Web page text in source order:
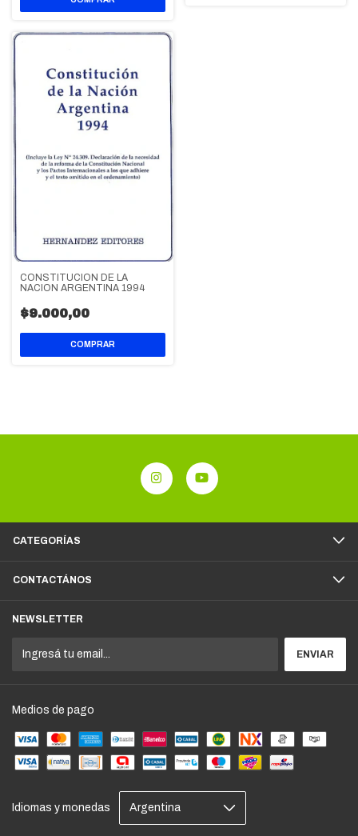
CONSTITUCION DE LA
NACION ARGENTINA 1994
$9.000,00
CATEGORÍAS
CONTACTÁNOS
NEWSLETTER
Medios de pago
Idiomas y monedas